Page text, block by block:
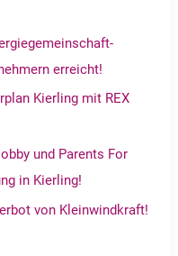
erreicht!
Kierling mit REX
und Parents For
in Kierling!
von Kleinwindkraft!